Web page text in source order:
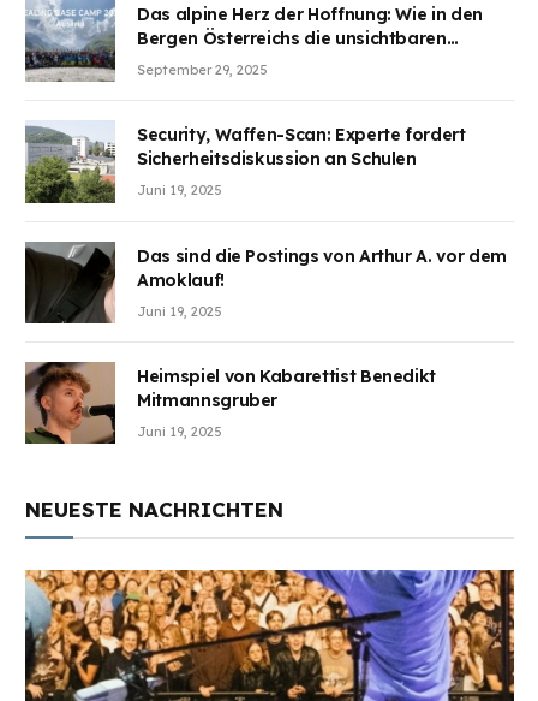
Das alpine Herz der Hoffnung: Wie in den
Bergen Österreichs die unsichtbaren
Wunden des Kriegesheilen
September 29, 2025
Security, Waffen-Scan: Experte fordert
Sicherheitsdiskussion an Schulen
Juni 19, 2025
Das sind die Postings von Arthur A. vor dem
Amoklauf!
Juni 19, 2025
Heimspiel von Kabarettist Benedikt
Mitmannsgruber
Juni 19, 2025
NEUESTE NACHRICHTEN